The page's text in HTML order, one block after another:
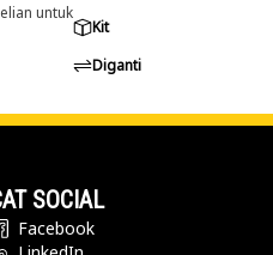
untuk
Kit
Diganti
SOCIAL
Facebook